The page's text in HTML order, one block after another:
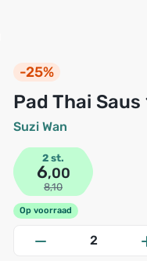
-25%
Pad Thai
Suzi Wan
2 st.
6,00
8,10
Op voorraad